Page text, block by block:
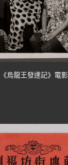
烏龍王發達記》電